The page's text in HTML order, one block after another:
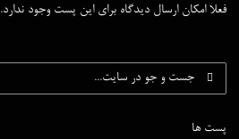
فعلا امکان ارسال دیدگاه برای این پست وجود ندارد.
پست ها